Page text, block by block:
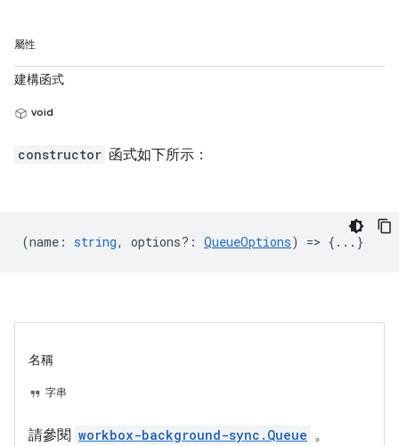
屬性
建構函式
void
constructor 函式如下所示：
(name : string, options? : QueueOptions) => {...}
名稱
字串
請參閱 workbox-background-sync.Queue 。